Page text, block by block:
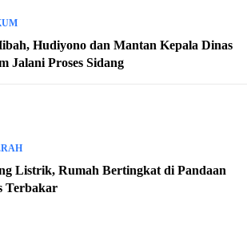
Hudiyono dan Mantan Kepala Dinas
Jalani Proses Sidang
Listrik, Rumah Bertingkat di Pandaan
Terbakar